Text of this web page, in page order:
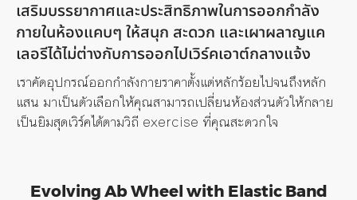
เสริมบรรยากาศและประสิทธิภาพในการออกกำลัง
กายในห้องแคบๆ ให้สนุก สะดวก และเผาผลาญแค
เลอรีได้ไม่ต่างกับการออกไปเวิร์คเอาต์กลางแจ้ง
เราคัดอุปกรณ์ออกกำลังกายราคาตั้งแต่หลักร้อยไปจนถึงหลัก
แสน มาเป็นตัวเลือกให้คุณสามารถเปลี่ยนห้องส่วนตัวให้กลาย
เป็นยิมสุดเวิร์คได้ตามวิถี exercise ที่คุณสะดวกใจ
Evolving Ab Wheel with Elastic Band